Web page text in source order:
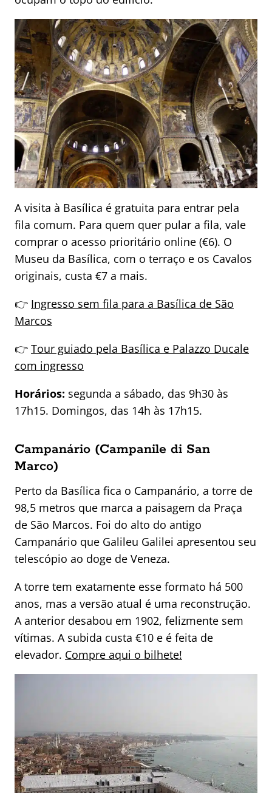
A visita à Basílica é gratuita para entrar pela
fila comum. Para quem quer pular a fila, vale
comprar o acesso prioritário online (€6). O
Museu da Basílica, com o terraço e os Cavalos
originais, custa €7 a mais.
👉 Ingresso sem fila para a Basílica de São
Marcos
👉 Tour guiado pela Basílica e Palazzo Ducale
com ingresso
Horários: segunda a sábado, das 9h30 às
17h15. Domingos, das 14h às 17h15.
Campanário (Campanile di San
Marco)
Perto da Basílica fica o Campanário, a torre de
98,5 metros que marca a paisagem da Praça
de São Marcos. Foi do alto do antigo
Campanário que Galileu Galilei apresentou seu
telescópio ao doge de Veneza.
A torre tem exatamente esse formato há 500
anos, mas a versão atual é uma reconstrução.
A anterior desabou em 1902, felizmente sem
vítimas. A subida custa €10 e é feita de
elevador. Compre aqui o bilhete!